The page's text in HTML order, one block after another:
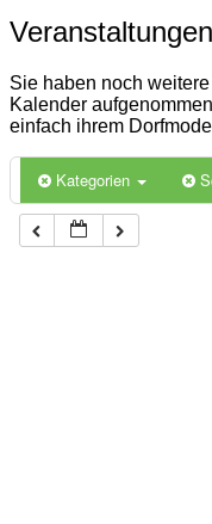
Veranstaltungen
Veranstaltungen
Sie haben noch
Kalender
einfach ihrem
Kategorien